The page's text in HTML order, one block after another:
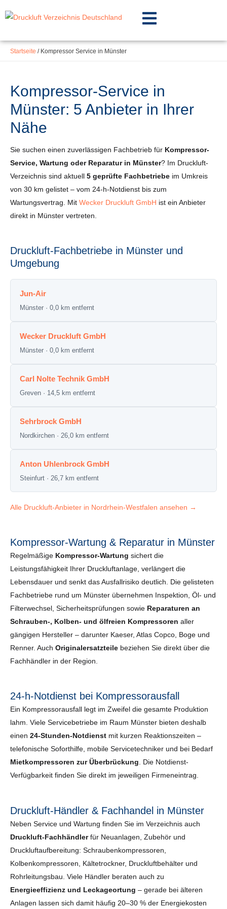
springen
Inhalt
Startseite / Kompressor Service in Münster
Kompressor-Service in
Münster: 5 Anbieter in Ihrer
Nähe
Sie suchen einen zuverlässigen Fachbetrieb für Kompressor-
Service, Wartung oder Reparatur in Münster? Im Druckluft-
Verzeichnis sind aktuell 5 geprüfte Fachbetriebe im Umkreis
von 30 km gelistet – vom 24-h-Notdienst bis zum
Wartungsvertrag. Mit Wecker Druckluft GmbH ist ein Anbieter
direkt in Münster vertreten.
Druckluft-Fachbetriebe in Münster und
Umgebung
Jun-Air
Münster · 0,0 km entfernt
Wecker Druckluft GmbH
Münster · 0,0 km entfernt
Carl Nolte Technik GmbH
Greven · 14,5 km entfernt
Sehrbrock GmbH
Nordkirchen · 26,0 km entfernt
Anton Uhlenbrock GmbH
Steinfurt · 26,7 km entfernt
Alle Druckluft-Anbieter in Nordrhein-Westfalen ansehen →
Kompressor-Wartung & Reparatur in Münster
Regelmäßige Kompressor-Wartung sichert die
Leistungsfähigkeit Ihrer Druckluftanlage, verlängert die
Lebensdauer und senkt das Ausfallrisiko deutlich. Die gelisteten
Fachbetriebe rund um Münster übernehmen Inspektion, Öl- und
Filterwechsel, Sicherheits­prüfungen sowie Reparaturen an
Schrauben-, Kolben- und ölfreien Kompressoren aller
gängigen Hersteller – darunter Kaeser, Atlas Copco, Boge und
Renner. Auch Originalersatzteile beziehen Sie direkt über die
Fachhändler in der Region.
24-h-Notdienst bei Kompressorausfall
Ein Kompressorausfall legt im Zweifel die gesamte Produktion
lahm. Viele Servicebetriebe im Raum Münster bieten deshalb
einen 24-Stunden-Notdienst mit kurzen Reaktionszeiten –
telefonische Soforthilfe, mobile Servicetechniker und bei Bedarf
Mietkompressoren zur Überbrückung. Die Notdienst-
Verfügbarkeit finden Sie direkt im jeweiligen Firmeneintrag.
Druckluft-Händler & Fachhandel in Münster
Neben Service und Wartung finden Sie im Verzeichnis auch
Druckluft-Fachhändlerfür Neuanlagen, Zubehör und
Druckluftaufbereitung: Schraubenkompressoren,
Kolbenkompressoren, Kältetrockner, Druckluftbehälter und
Rohrleitungsbau. Viele Händler beraten auch zu
Energieeffizienz und Leckageortung – gerade bei älteren
Anlagen lassen sich damit häufig 20–30 % der Energiekosten